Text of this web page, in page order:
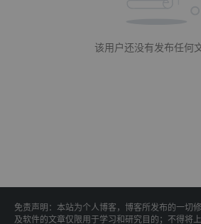
该用户还没有发布任何文
免责声明：本站为个人博客，博客所发布的一切
及软件的文章仅限用于学习和研究目的；不得将